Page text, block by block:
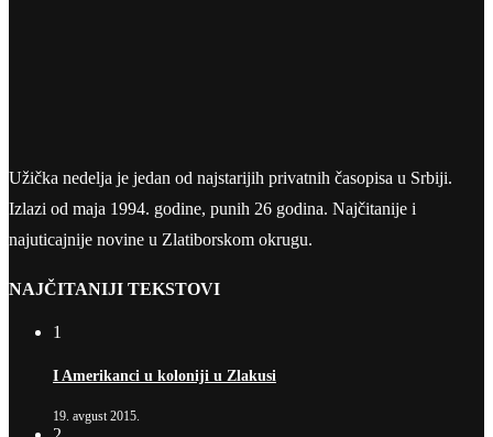
Užička nedelja je jedan od najstarijih privatnih časopisa u Srbiji.
Izlazi od maja 1994. godine, punih 26 godina. Najčitanije i
najuticajnije novine u Zlatiborskom okrugu.
NAJČITANIJI TEKSTOVI
1
I Amerikanci u koloniji u Zlakusi
19. avgust 2015.